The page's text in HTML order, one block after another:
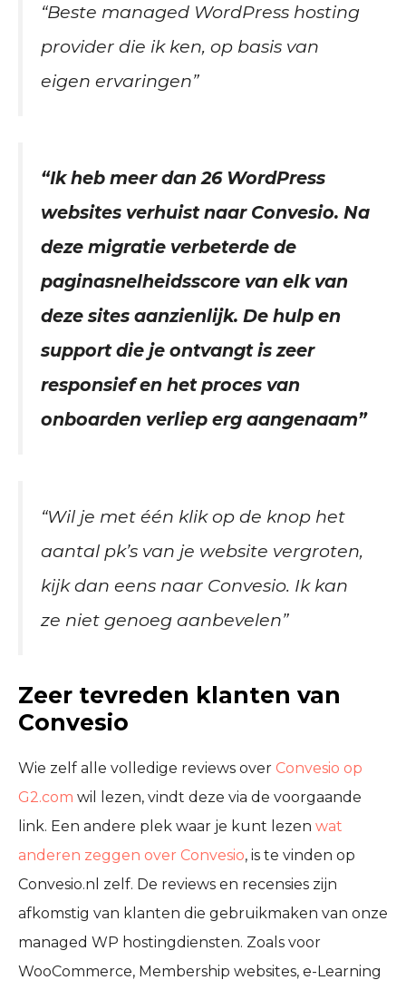
“Beste managed WordPress hosting
provider die ik ken, op basis van
eigen ervaringen”
“Ik heb meer dan 26 WordPress
websites verhuist naar Convesio. Na
deze migratie verbeterde de
paginasnelheidsscore van elk van
deze sites aanzienlijk. De hulp en
support die je ontvangt is zeer
responsief en het proces van
onboarden verliep erg aangenaam”
“Wil je met één klik op de knop het
aantal pk’s van je website vergroten,
kijk dan eens naar Convesio. Ik kan
ze niet genoeg aanbevelen”
Zeer tevreden klanten van
Convesio
Wie zelf alle volledige reviews over Convesio op
G2.com wil lezen, vindt deze via de voorgaande
link. Een andere plek waar je kunt lezen wat
anderen zeggen over Convesio, is te vinden op
Convesio.nl zelf. De reviews en recensies zijn
afkomstig van klanten die gebruikmaken van onze
managed WP hostingdiensten. Zoals voor
WooCommerce, Membership websites, e-Learning